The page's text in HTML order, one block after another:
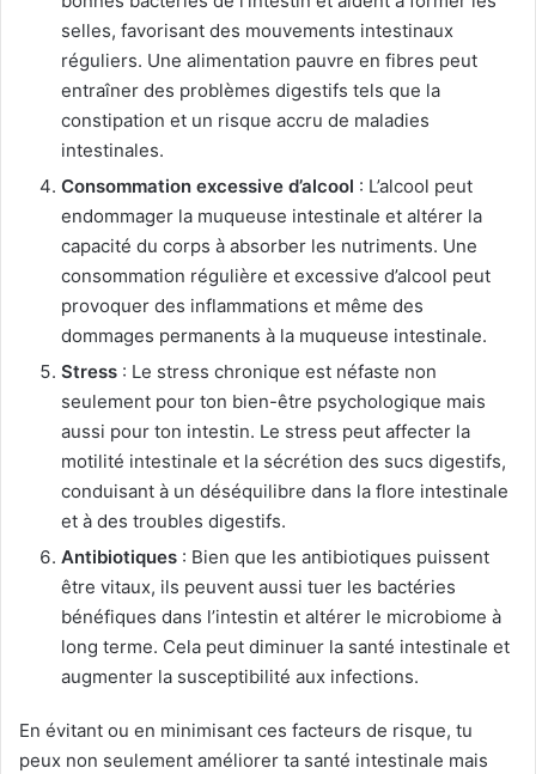
selles, favorisant des mouvements intestinaux
réguliers. Une alimentation pauvre en fibres peut
entraîner des problèmes digestifs tels que la
constipation et un risque accru de maladies
intestinales.
Consommation excessive d’alcool : L’alcool peut
endommager la muqueuse intestinale et altérer la
capacité du corps à absorber les nutriments. Une
consommation régulière et excessive d’alcool peut
provoquer des inflammations et même des
dommages permanents à la muqueuse intestinale.
Stress : Le stress chronique est néfaste non
seulement pour ton bien-être psychologique mais
aussi pour ton intestin. Le stress peut affecter la
motilité intestinale et la sécrétion des sucs digestifs,
conduisant à un déséquilibre dans la flore intestinale
et à des troubles digestifs.
Antibiotiques : Bien que les antibiotiques puissent
être vitaux, ils peuvent aussi tuer les bactéries
bénéfiques dans l’intestin et altérer le microbiome à
long terme. Cela peut diminuer la santé intestinale et
augmenter la susceptibilité aux infections.
En évitant ou en minimisant ces facteurs de risque, tu
peux non seulement améliorer ta santé intestinale mais